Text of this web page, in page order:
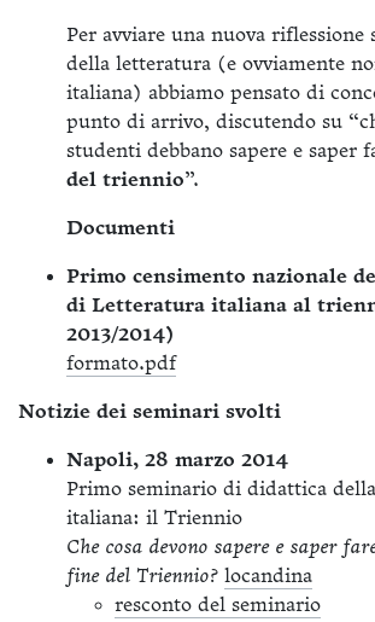
Per avviare una nuova riflessione
della letteratura (e ovviamente
italiana) abbiamo pensato di
punto di arrivo, discutendo su
studenti debbano sapere e saper
del triennio”.
Documenti
Primo censimento nazionale
di Letteratura italiana al
2013/2014)
formato.pdf
Notizie dei seminari svolti
Napoli, 28 marzo 2014
Primo seminario di didattica
italiana: il Triennio
Che cosa devono sapere e saper
fine del Triennio? locandina
resconto del seminario